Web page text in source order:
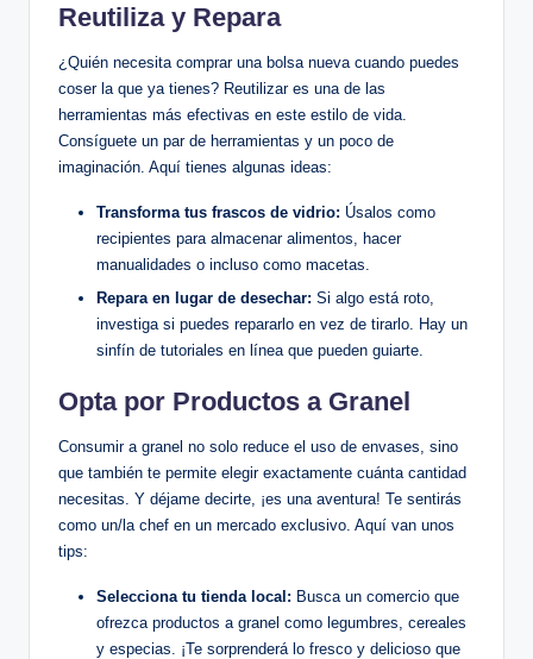
Reutiliza y Repara
¿Quién necesita comprar una bolsa nueva cuando puedes
coser la que ya tienes? Reutilizar es una de las
herramientas más efectivas en este estilo de vida.
Consíguete un par de herramientas y un poco de
imaginación. Aquí tienes algunas ideas:
Transforma tus frascos de vidrio: Úsalos como
recipientes para almacenar alimentos, hacer
manualidades o incluso como macetas.
Repara en lugar de desechar: Si algo está roto,
investiga si puedes repararlo en vez de tirarlo. Hay un
sinfín de tutoriales en línea que pueden guiarte.
Opta por Productos a Granel
Consumir a granel no solo reduce el uso de envases, sino
que también te permite elegir exactamente cuánta cantidad
necesitas. Y déjame decirte, ¡es una aventura! Te sentirás
como un/la chef en un mercado exclusivo. Aquí van unos
tips:
Selecciona tu tienda local: Busca un comercio que
ofrezca productos a granel como legumbres, cereales
y especias. ¡Te sorprenderá lo fresco y delicioso que